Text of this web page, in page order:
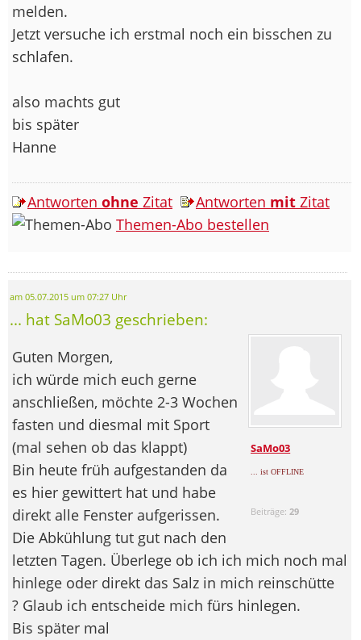
melden.
Jetzt versuche ich erstmal noch ein bisschen zu
schlafen.
also machts gut
bis später
Hanne
Antworten ohne Zitat Antworten mit Zitat
Themen-Abo bestellen
am 05.07.2015 um 07:27 Uhr
... hat SaMo03 geschrieben:
SaMo03
... ist OFFLINE
Beiträge: 29
Guten Morgen,
ich würde mich euch gerne
anschließen, möchte 2-3 Wochen
fasten und diesmal mit Sport
(mal sehen ob das klappt)
Bin heute früh aufgestanden da
es hier gewittert hat und habe
direkt alle Fenster aufgerissen.
Die Abkühlung tut gut nach den
letzten Tagen. Überlege ob ich ich mich noch mal
hinlege oder direkt das Salz in mich reinschütte
? Glaub ich entscheide mich fürs hinlegen.
Bis später mal